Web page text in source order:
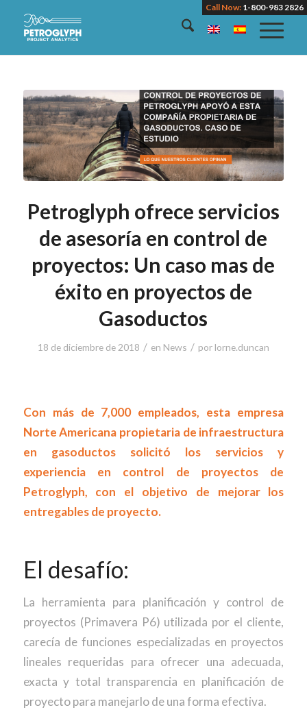
Call Now: 1-800-983 2826
Petroglyph ofrece servicios
de asesoría en control de
proyectos: Un caso mas de
éxito en proyectos de
Gasoductos
18 de diciembre de 2018 / en News / por lorne.duncan
Con más de 7,000 empleados, esta empresa
Norte Americana propietaria de infraestructura
en gasoductos solicitó los servicios y
experiencia en control de proyectos de
Petroglyph, con el objetivo de mejorar los
entregables de proyecto.
El desafío:
La herramienta para planificación y control de
proyectos (Primavera P6) utilizada por el cliente,
carecía de funciones especializadas en proyectos
lineales requeridas para ofrecer una adecuada,
exacta y total transparencia en planificación de
proyecto para manejarlo de una forma efectiva.